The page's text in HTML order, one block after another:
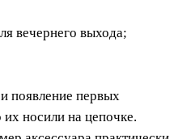
вечернего выхода;
появление первых
носили на цепочке.